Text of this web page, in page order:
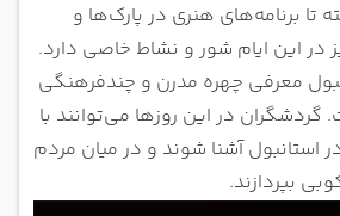
تا برنامه‌های هنری در پارک‌ها و
در این ایام شور و نشاط خاصی دارد.
معرفی چهره مدرن و چندفرهنگی
در این روزها می‌توانند با
آشنا شوند و در میان مردم
بپردازند.